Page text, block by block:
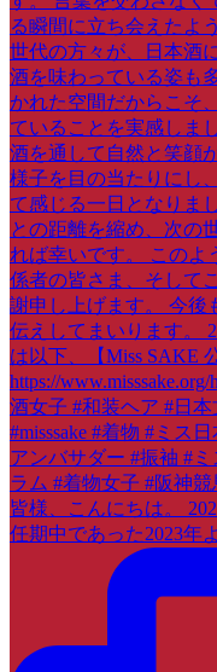
皆様、こんにちは。
任期中であった2023年よ